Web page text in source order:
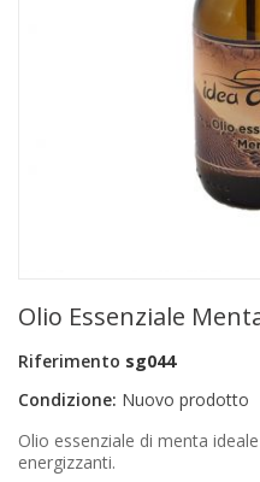
PRODOTTI MONOUSO E TNT
FAI DA TE
NOVITÀ
Olio Essenziale
Riferimento sg044
Condizione: Nuovo prodotto
Olio essenziale di menta
energizzanti.